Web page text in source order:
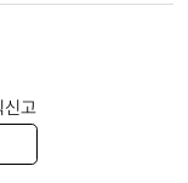
신고